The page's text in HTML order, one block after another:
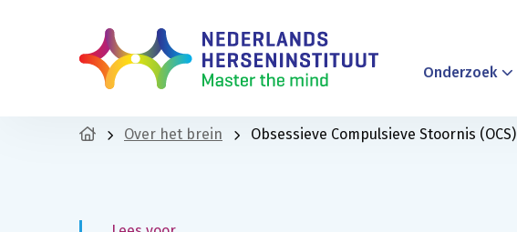
Onderzoek
Over het brein Obsessieve Compulsieve Stoornis (OCS)